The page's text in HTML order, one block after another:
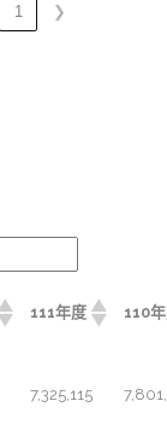
1 ❯
111年度 110
7,325,115